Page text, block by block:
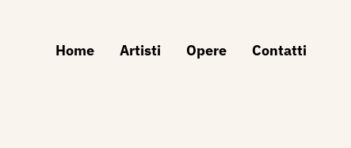
Home Artisti Opere Contatti